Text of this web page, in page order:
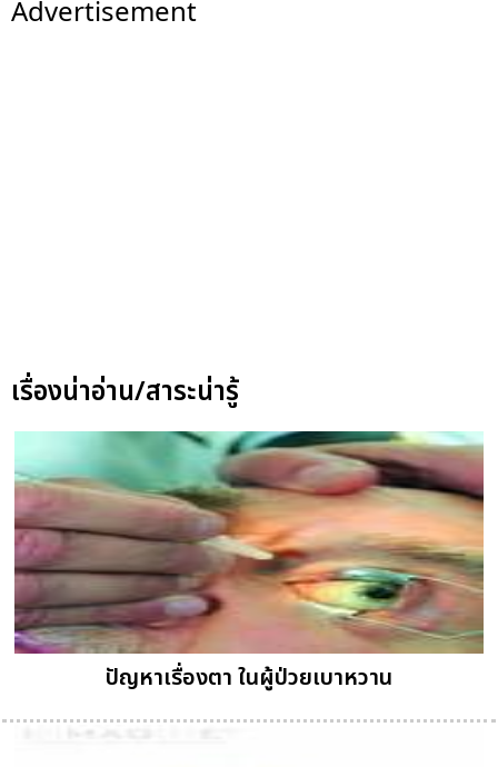
Advertisement
เรื่องน่าอ่าน/สาระน่ารู้
ปัญหาเรื่องตา ในผู้ป่วยเบาหวาน